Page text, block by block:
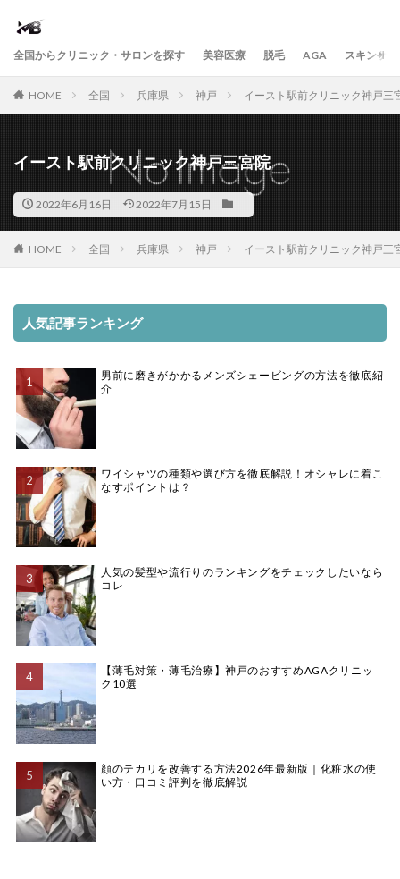
全国からクリニック・サロンを探す 美容医療 脱毛 AGA スキンケア
HOME 全国 兵庫県 神戸 イースト駅前クリニック神戸三
イースト駅前クリニック神戸三宮院
2022年6月16日 2022年7月15日
HOME 全国 兵庫県 神戸 イースト駅前クリニック神戸三
人気記事ランキング
男前に磨きがかかるメンズシェービングの方法を徹底紹
介
ワイシャツの種類や選び方を徹底解説！オシャレに着こ
なすポイントは？
人気の髪型や流行りのランキングをチェックしたいなら
コレ
【薄毛対策・薄毛治療】神戸のおすすめAGAクリニッ
ク10選
顔のテカリを改善する方法2026年最新版｜化粧水の使
い方・口コミ評判を徹底解説